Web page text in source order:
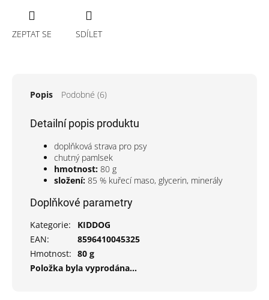
ZEPTAT SE SDÍLET
Popis Podobné (6)
Detailní popis produktu
doplňková strava pro psy
chutný pamlsek
hmotnost: 80 g
složení: 85 % kuřecí maso, glycerin, minerály
Doplňkové parametry
Kategorie:
KIDDOG
EAN:
8596410045325
Hmotnost: 80 g
Položka byla vyprodána…